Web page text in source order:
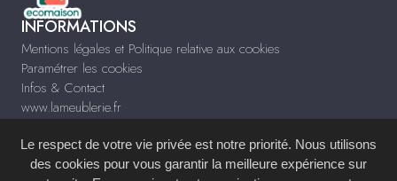
INFORMATIONS
Mentions légales et Politique relative aux cookies
Paramétrer les cookies
Infos & Contact
www.lameublerie.fr
Le respect de votre vie privée est notre priorité. Nous utilisons
des cookies pour vous garantir la meilleure expérience sur